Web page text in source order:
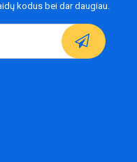
kodus bei dar daugiau.